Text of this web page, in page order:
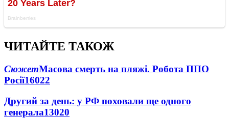
ЧИТАЙТЕ ТАКОЖ
СюжетМасова смерть на пляжі. Робота ППО
Росії16022
Другий за день: у РФ поховали ще одного
генерала13020